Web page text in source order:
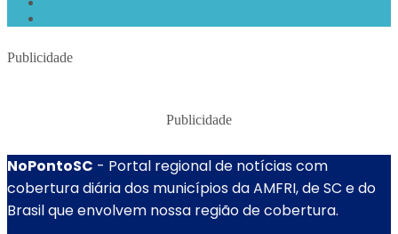
Publicidade
Publicidade
NoPontoSC - Portal regional de notícias com
cobertura diária dos municípios da AMFRI, de SC e do
Brasil que envolvem nossa região de cobertura.